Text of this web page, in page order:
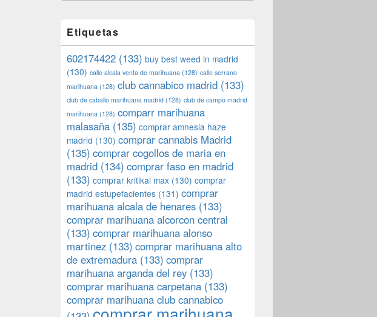
Etiquetas
602174422 (133) buy best weed in madrid
(130) calle alcala venta de marihuana (128) calle serrano
marihuana (128) club cannabico madrid (133)
club de caballo marihuana madrid (128) club de campo madrid
marihuana (128) comparr marihuana
malasaña (135) comprar amnesia haze
madrid (130) comprar cannabis Madrid
(135) comprar cogollos de maria en
madrid (134) comprar faso en madrid
(133) comprar kritikal max (130) comprar
madrid estupefacientes (131) comprar
marihuana alcala de henares (133)
comprar marihuana alcorcon central
(133) comprar marihuana alonso
martinez (133) comprar marihuana alto
de extremadura (133) comprar
marihuana arganda del rey (133)
comprar marihuana carpetana (133)
comprar marihuana club cannabico